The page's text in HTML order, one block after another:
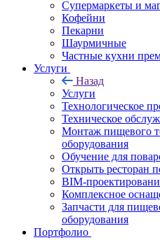
Супермаркеты и
Кофейни
Пекарни
Шаурмичные
Частные кухни
Услуги
Назад
Услуги
Технологическое
Техническое
Монтаж пищевого
оборудования
Обучение для
Открыть ресторан
BIM-
Комплексное
Запчасти для
оборудования
Портфолио